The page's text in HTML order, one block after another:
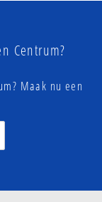
Centrum?
Maak nu een